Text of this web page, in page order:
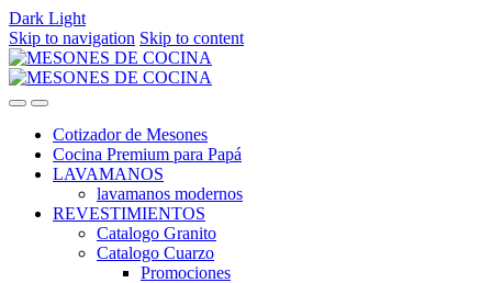
Dark Light
Skip to navigation Skip to content
Cotizador de Mesones
Cocina Premium para Papá
LAVAMANOS
lavamanos modernos
REVESTIMIENTOS
Catalogo Granito
Catalogo Cuarzo
Promociones